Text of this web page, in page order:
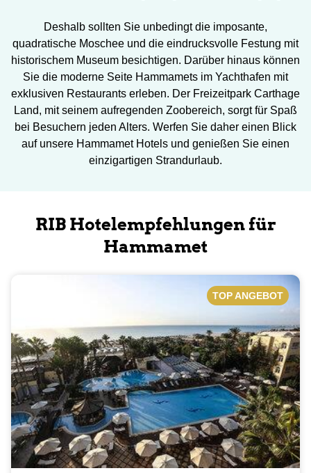
Deshalb sollten Sie unbedingt die imposante,
quadratische Moschee und die eindrucksvolle Festung mit
historischem Museum besichtigen. Darüber hinaus können
Sie die moderne Seite Hammamets im Yachthafen mit
exklusiven Restaurants erleben. Der Freizeitpark Carthage
Land, mit seinem aufregenden Zoobereich, sorgt für Spaß
bei Besuchern jeden Alters. Werfen Sie daher einen Blick
auf unsere Hammamet Hotels und genießen Sie einen
einzigartigen Strandurlaub.
RIB Hotelempfehlungen für
Hammamet
TOP ANGEBOT